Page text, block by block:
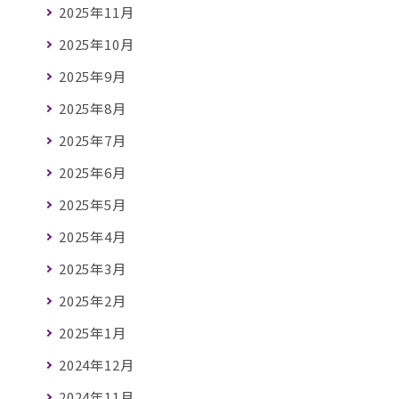
2025年11月
2025年10月
2025年9月
2025年8月
2025年7月
2025年6月
2025年5月
2025年4月
2025年3月
2025年2月
2025年1月
2024年12月